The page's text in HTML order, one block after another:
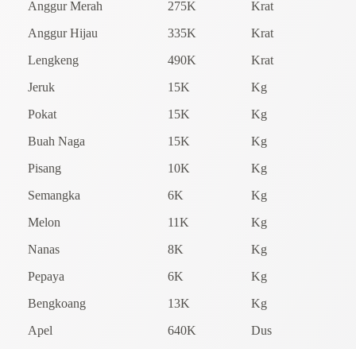
Anggur Merah 275K
Krat
Anggur Hijau
335K
Krat
Lengkeng
490K
Krat
Jeruk
15K
Kg
Pokat
15K
Kg
Buah Naga
15K
Kg
Pisang
10K
Kg
Semangka
6K
Kg
Melon
11K
Kg
Nanas
8K
Kg
Pepaya
6K
Kg
Bengkoang
13K
Kg
Apel
640K
Dus